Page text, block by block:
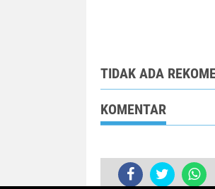
TIDAK ADA
KOMENTAR